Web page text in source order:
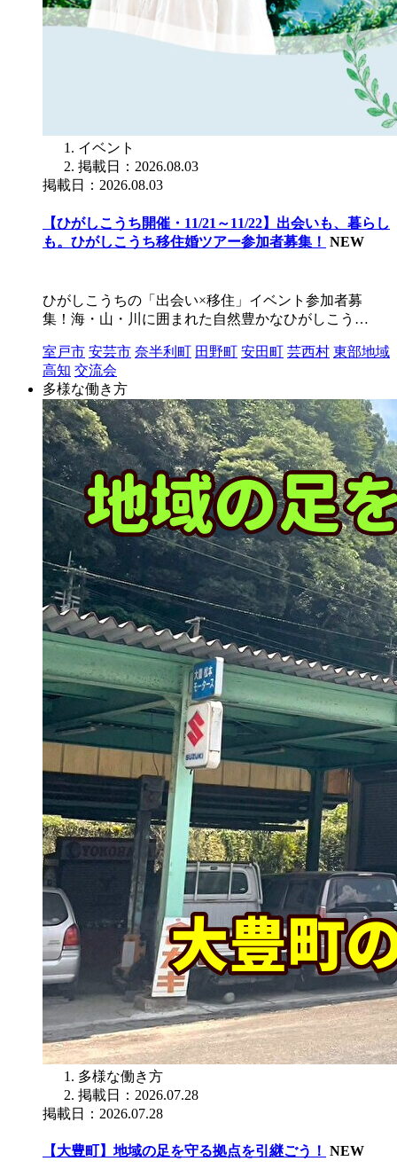
イベント
掲載日：2026.08.03
掲載日：2026.08.03
【ひがしこうち開催・11/21～11/22】出会いも、暮らし
も。ひがしこうち移住婚ツアー参加者募集！ NEW
ひがしこうちの「出会い×移住」イベント参加者募
集！海・山・川に囲まれた自然豊かなひがしこう…
室戸市 安芸市 奈半利町 田野町 安田町 芸西村 東部地域
高知 交流会
多様な働き方
多様な働き方
掲載日：2026.07.28
掲載日：2026.07.28
【大豊町】地域の足を守る拠点を引継ごう！ NEW